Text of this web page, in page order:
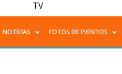
NOTÍCIAS FOTOS DE EVENTOS